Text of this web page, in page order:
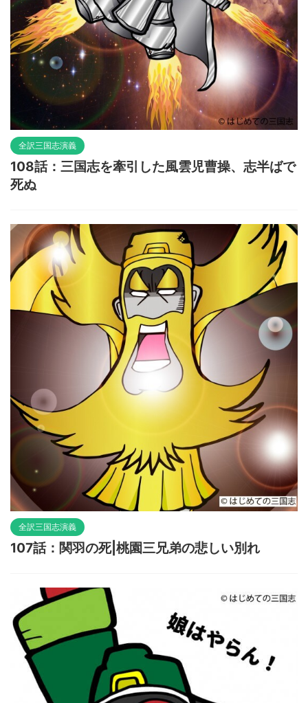
全訳三国志演義
108話：三国志を牽引した風雲児曹操、志半ばで
死ぬ
全訳三国志演義
107話：関羽の死|桃園三兄弟の悲しい別れ